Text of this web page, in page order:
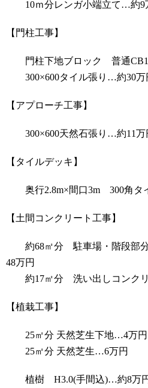
10ｍ分レンガ小端立て…約9
【門柱工事】
門柱下地ブロック 普通
300×600タイル張り…約30万
【アプローチ工事】
300×600天然石張り…約11万
【タイルデッキ】
奥行2.8m×間口3m 300角タ
【土間コンクリート工事】
約68㎡分 駐車場・階段部
48万円
約17㎡分 洗い出しコンクリ
【植栽工事】
25㎡分 天然芝生下地…4万円
25㎡分 天然芝生…6万円
植樹 H3.0(手間込)…約8万